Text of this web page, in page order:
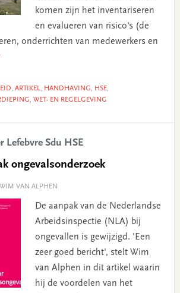
komen zijn het inventariseren
en evalueren van risico's (de
onderrichten van medewerkers en
, ARTIKEL, HANDHAVING, HSE,
, WET- EN REGELGEVING
Lefebvre Sdu HSE
ongevalsonderzoek
VAN ALPHEN
De aanpak van de Nederlandse
Arbeidsinspectie (NLA) bij
ongevallen is gewijzigd. 'Een
zeer goed bericht', stelt Wim
van Alphen in dit artikel waarin
hij de voordelen van het